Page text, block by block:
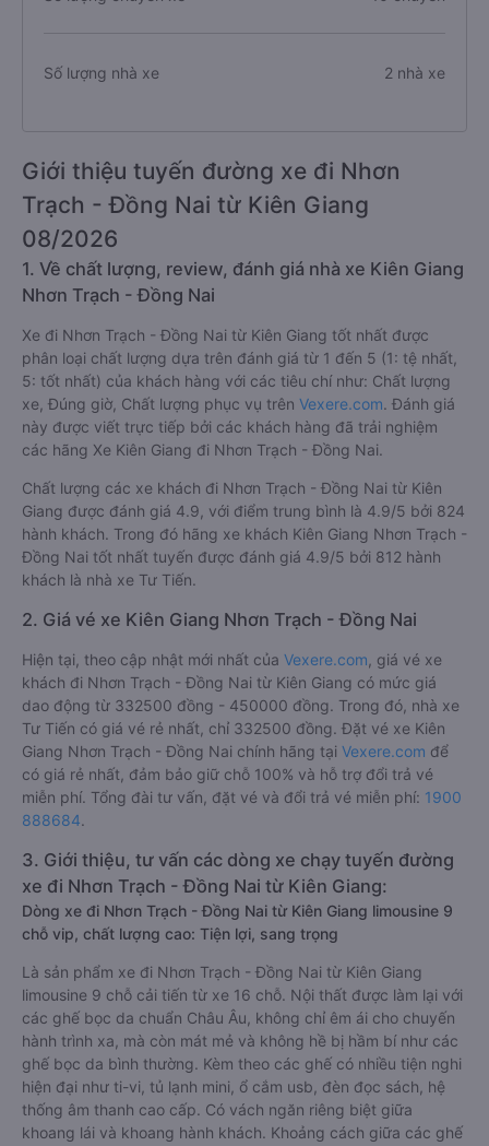
Số lượng nhà xe 2 nhà xe
Giới thiệu tuyến đường xe đi Nhơn
Trạch - Đồng Nai từ Kiên Giang
08/2026
1. Về chất lượng, review, đánh giá nhà xe Kiên Giang
Nhơn Trạch - Đồng Nai
Xe đi Nhơn Trạch - Đồng Nai từ Kiên Giang tốt nhất được
phân loại chất lượng dựa trên đánh giá từ 1 đến 5 (1: tệ nhất,
5: tốt nhất) của khách hàng với các tiêu chí như: Chất lượng
xe, Đúng giờ, Chất lượng phục vụ trên Vexere.com. Đánh giá
này được viết trực tiếp bởi các khách hàng đã trải nghiệm
các hãng Xe Kiên Giang đi Nhơn Trạch - Đồng Nai.
Chất lượng các xe khách đi Nhơn Trạch - Đồng Nai từ Kiên
Giang được đánh giá 4.9, với điểm trung bình là 4.9/5 bởi 824
hành khách. Trong đó hãng xe khách Kiên Giang Nhơn Trạch -
Đồng Nai tốt nhất tuyến được đánh giá 4.9/5 bởi 812 hành
khách là nhà xe Tư Tiến.
2. Giá vé xe Kiên Giang Nhơn Trạch - Đồng Nai
Hiện tại, theo cập nhật mới nhất của Vexere.com , giá vé xe
khách đi Nhơn Trạch - Đồng Nai từ Kiên Giang có mức giá
dao động từ 332500 đồng - 450000 đồng. Trong đó, nhà xe
Tư Tiến có giá vé rẻ nhất, chỉ 332500 đồng. Đặt vé xe Kiên
Giang Nhơn Trạch - Đồng Nai chính hãng tại Vexere.com để
có giá rẻ nhất, đảm bảo giữ chỗ 100% và hỗ trợ đổi trả vé
miễn phí. Tổng đài tư vấn, đặt vé và đổi trả vé miễn phí: 1900
888684.
3. Giới thiệu, tư vấn các dòng xe chạy tuyến đường
xe đi Nhơn Trạch - Đồng Nai từ Kiên Giang:
Dòng xe đi Nhơn Trạch - Đồng Nai từ Kiên Giang limousine 9
chỗ vip, chất lượng cao: Tiện lợi, sang trọng
Là sản phẩm xe đi Nhơn Trạch - Đồng Nai từ Kiên Giang
limousine 9 chỗ cải tiến từ xe 16 chỗ. Nội thất được làm lại với
các ghế bọc da chuẩn Châu Âu, không chỉ êm ái cho chuyến
hành trình xa, mà còn mát mẻ và không hề bị hầm bí như các
ghế bọc da bình thường. Kèm theo các ghế có nhiều tiện nghi
hiện đại như ti-vi, tủ lạnh mini, ổ cắm usb, đèn đọc sách, hệ
thống âm thanh cao cấp. Có vách ngăn riêng biệt giữa
khoang lái và khoang hành khách. Khoảng cách giữa các ghế